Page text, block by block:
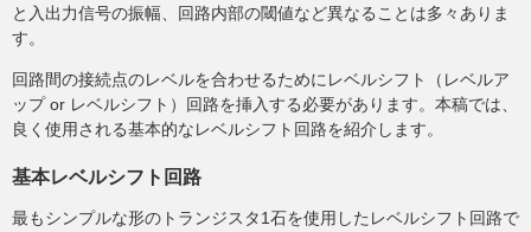
と入出力信号の振幅、回路内部の閾値など異なることは多々ありま
す。
回路間の接続点のレベルを合わせるためにレベルシフト（レベルア
ップ or レベルシフト）回路を挿入する必要があります。本稿では、
良く使用される基本的なレベルシフト回路を紹介します。
基本レベルシフト回路
最もシンプルな形のトランジスタ1石を使用したレベルシフト回路で